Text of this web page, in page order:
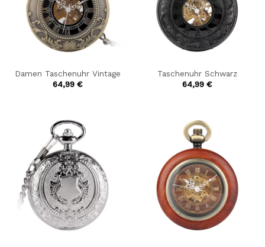
Damen Taschenuhr Vintage
64,99 €
Taschenuhr Schwarz
64,99 €